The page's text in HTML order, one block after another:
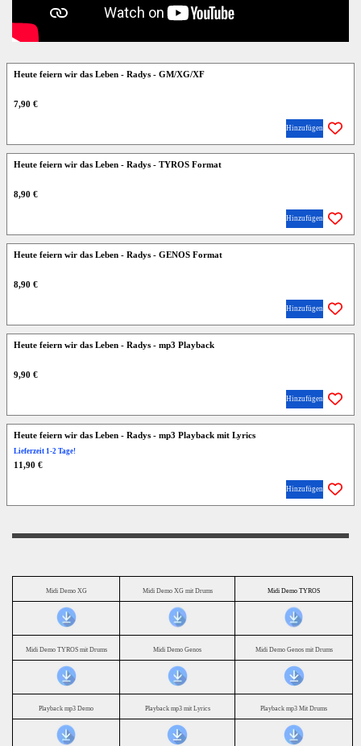
Heute feiern wir das Leben - Radys - GM/XG/XF
7,90 €
Hinzufügen
Heute feiern wir das Leben - Radys - TYROS Format
8,90 €
Hinzufügen
Heute feiern wir das Leben - Radys - GENOS Format
8,90 €
Hinzufügen
Heute feiern wir das Leben - Radys - mp3 Playback
9,90 €
Hinzufügen
Heute feiern wir das Leben - Radys - mp3 Playback mit Lyrics
Lieferzeit 1-2 Tage!
11,90 €
Hinzufügen
Midi Demo XG Midi Demo XG mit Drums Midi Demo TYROS
Midi Demo TYROS mit Drums Midi Demo Genos Midi Demo Genos mit Drums
Playback mp3 Demo Playback mp3 mit Lyrics Playback mp3 Mit Drums